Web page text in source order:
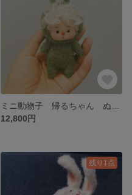
12,800円
残り1点